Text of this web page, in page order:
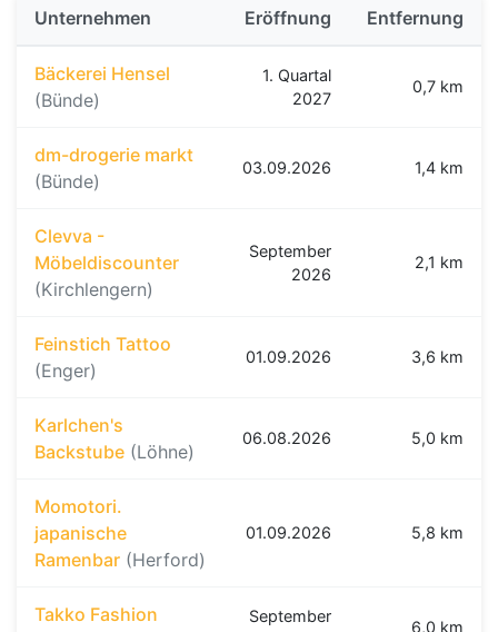
Unternehmen
Eröffnung Entfernung
Bäckerei Hensel
(Bünde)
1. Quartal
2027
0,7 km
dm-drogerie markt
(Bünde)
03.09.2026 1,4 km
Clevva -
Möbeldiscounter
(Kirchlengern)
September
2026
2,1 km
Feinstich Tattoo
(Enger)
01.09.2026 3,6 km
Karlchen's
Backstube (Löhne)
06.08.2026 5,0 km
Momotori.
japanische
Ramenbar (Herford)
01.09.2026 5,8 km
Takko Fashion
September
6,0 km